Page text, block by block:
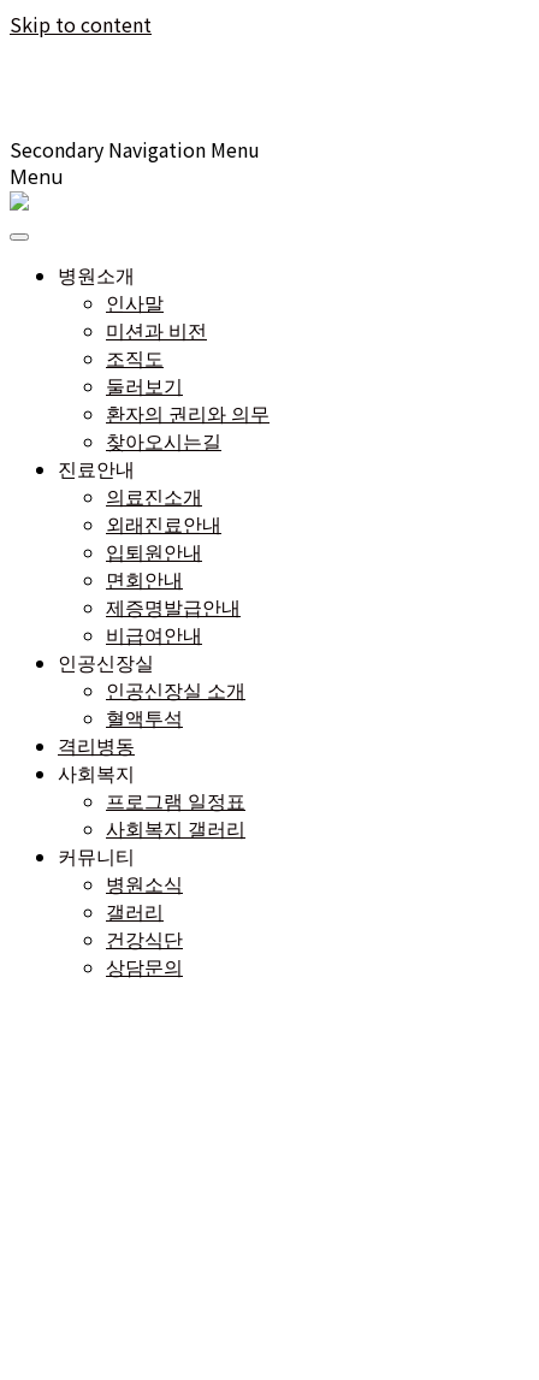
Skip to content
Secondary Navigation Menu
Menu
병원소개
인사말
미션과 비전
조직도
둘러보기
환자의 권리와 의무
찾아오시는길
진료안내
의료진소개
외래진료안내
입퇴원안내
면회안내
제증명발급안내
비급여안내
인공신장실
인공신장실 소개
혈액투석
격리병동
사회복지
프로그램 일정표
사회복지 갤러리
커뮤니티
병원소식
갤러리
건강식단
상담문의